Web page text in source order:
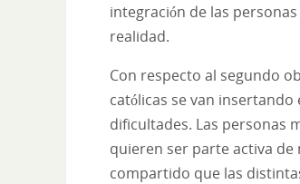
integración de las
realidad.
Con respecto al segundo
católicas se van
dificultades. Las personas
quieren ser parte activa de
compartido que las